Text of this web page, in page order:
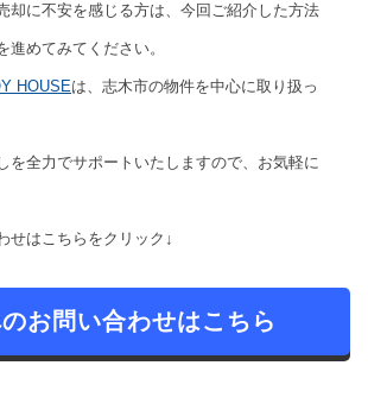
却に不安を感じる方は、今回ご紹介した方法
進めてみてください。
HOUSEは、志木市の物件を中心に取り扱っ
を全力でサポートいたしますので、お気軽に
せはこちらをクリック↓
お問い合わせはこちら